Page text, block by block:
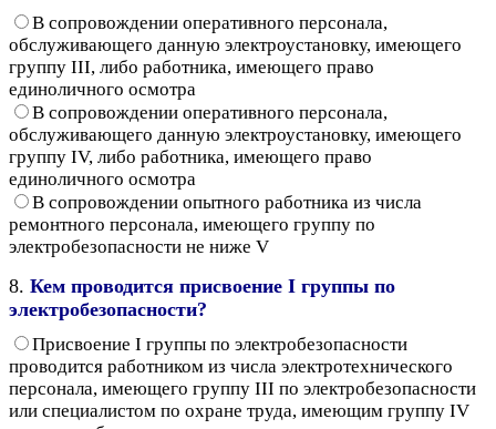
В сопровождении оперативного персонала,
обслуживающего данную электроустановку, имеющего
группу III, либо работника, имеющего право
единоличного осмотра
В сопровождении оперативного персонала,
обслуживающего данную электроустановку, имеющего
группу IV, либо работника, имеющего право
единоличного осмотра
В сопровождении опытного работника из числа
ремонтного персонала, имеющего группу по
электробезопасности не ниже V
8. Кем проводится присвоение I группы по
электробезопасности?
Присвоение I группы по электробезопасности
проводится работником из числа электротехнического
персонала, имеющего группу III по электробезопасности
или специалистом по охране труда, имеющим группу IV